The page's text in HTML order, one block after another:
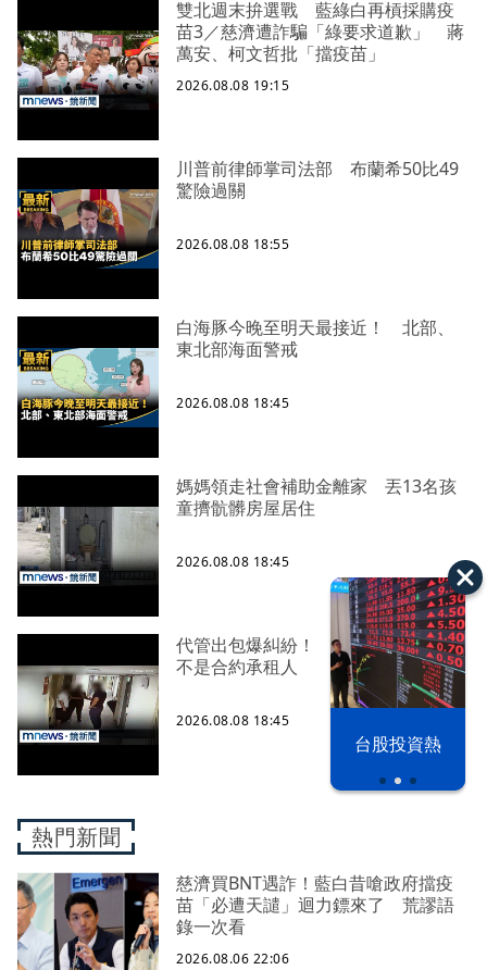
台股投資熱
雙北週末拚選戰 藍綠白再槓採購疫
苗3／慈濟遭詐騙「綠要求道歉」 蔣
萬安、柯文哲批「擋疫苗」
2026.08.08 19:15
川普前律師掌司法部 布蘭希50比49
驚險過關
2026.08.08 18:55
白海豚今晚至明天最接近！ 北部、
東北部海面警戒
2026.08.08 18:45
媽媽領走社會補助金離家 丟13名孩
童擠骯髒房屋居住
2026.08.08 18:45
代管出包爆糾紛！ 租約到期房客卻
不是合約承租人
2026.08.08 18:45
熱門新聞
慈濟買BNT遇詐！藍白昔嗆政府擋疫
苗「必遭天譴」迴力鏢來了 荒謬語
錄一次看
2026.08.06 22:06